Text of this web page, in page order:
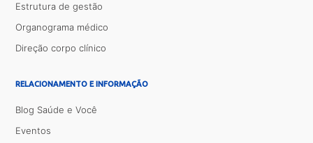
Estrutura de gestão
Organograma médico
Direção corpo clínico
RELACIONAMENTO E INFORMAÇÃO
Blog Saúde e Você
Eventos